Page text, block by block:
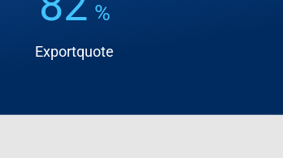
%
Exportquote